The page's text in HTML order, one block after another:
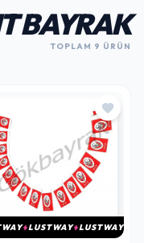
BAYRAK
TOPLAM 9 ÜRÜN
LUSTWAY LUSTWAY